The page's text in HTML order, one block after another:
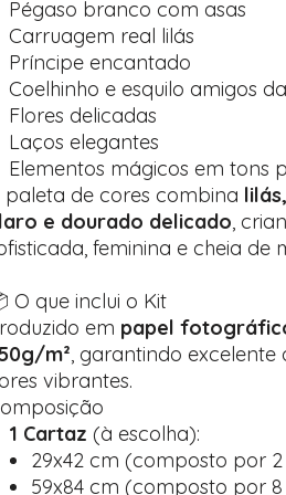
Pégaso branco com asas
Carruagem real lilás
Príncipe encantado
Coelhinho e esquilo amigos
Flores delicadas
Laços elegantes
Elementos mágicos em tons
paleta de cores combina
e dourado delicado,
feminina e cheia de
O que inclui o Kit
em papel
m², garantindo excelente
vibrantes.
1 Cartaz (à escolha):
29x42 cm (composto por 2
59x84 cm (composto por 8